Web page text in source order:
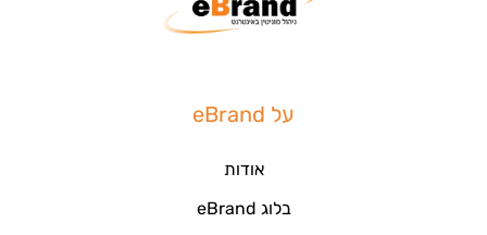
על eBrand
אודות
בלוג eBrand